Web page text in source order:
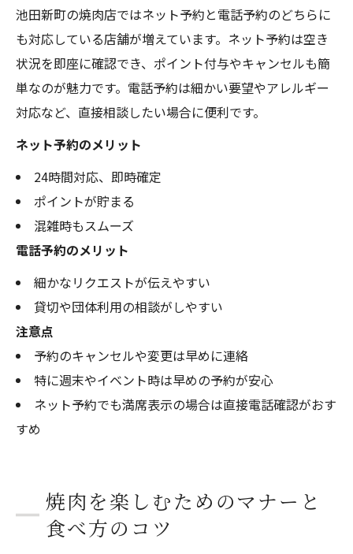
池田新町の焼肉店ではネット予約と電話予約のどちらに
も対応している店舗が増えています。ネット予約は空き
状況を即座に確認でき、ポイント付与やキャンセルも簡
単なのが魅力です。電話予約は細かい要望やアレルギー
対応など、直接相談したい場合に便利です。
ネット予約のメリット
24時間対応、即時確定
ポイントが貯まる
混雑時もスムーズ
電話予約のメリット
細かなリクエストが伝えやすい
貸切や団体利用の相談がしやすい
注意点
予約のキャンセルや変更は早めに連絡
特に週末やイベント時は早めの予約が安心
ネット予約でも満席表示の場合は直接電話確認がおす
すめ
焼肉を楽しむためのマナーと
食べ方のコツ